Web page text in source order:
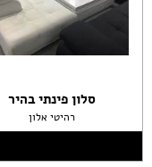
סלון פינתי בהיר
רהיטי אלון